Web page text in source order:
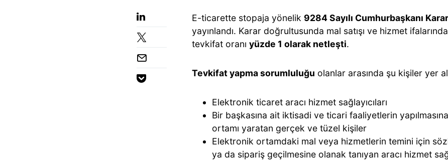
E-ticarette stopaja yönelik 9284 Sayılı Cumhurbaşkanı
yayınlandı. Karar doğrultusunda mal satışı ve hizmet
tevkifat oranı yüzde 1 olarak netleşti.
Tevkifat yapma sorumluluğu olanlar arasında şu kişiler yer
Elektronik ticaret aracı hizmet sağlayıcıları
Bir başkasına ait iktisadi ve ticari faaliyetlerin
ortamı yaratan gerçek ve tüzel kişiler
Elektronik ortamdaki mal veya hizmetlerin temini için
ya da sipariş geçilmesine olanak tanıyan aracı hizmet